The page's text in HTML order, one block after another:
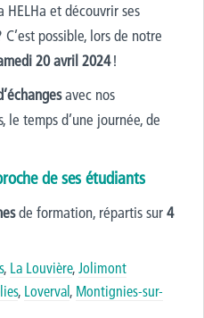
et découvrir ses
possible, lors de notre
20 avril 2024!
avec nos
le temps d’une journée,de
de ses étudiants
de formation, répartis sur4
, La Louvière, Jolimont
, Loverval , Montignies-sur-